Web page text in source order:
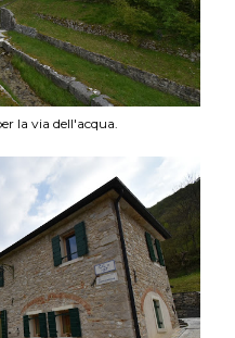
la via dell'acqua.